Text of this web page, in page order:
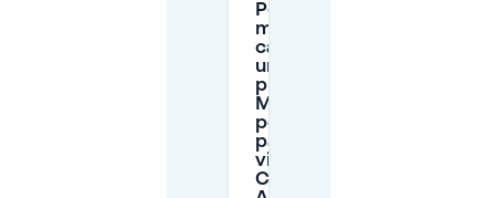
Posso
modificare o
cancellare
una
prenotazione
Mobypark
per il
parcheggio
vicino al
Café